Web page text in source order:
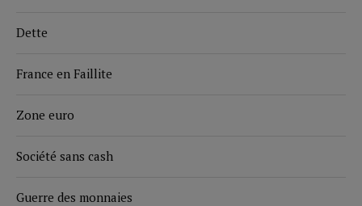
Dette
France en Faillite
Zone euro
Société sans cash
Guerre des monnaies